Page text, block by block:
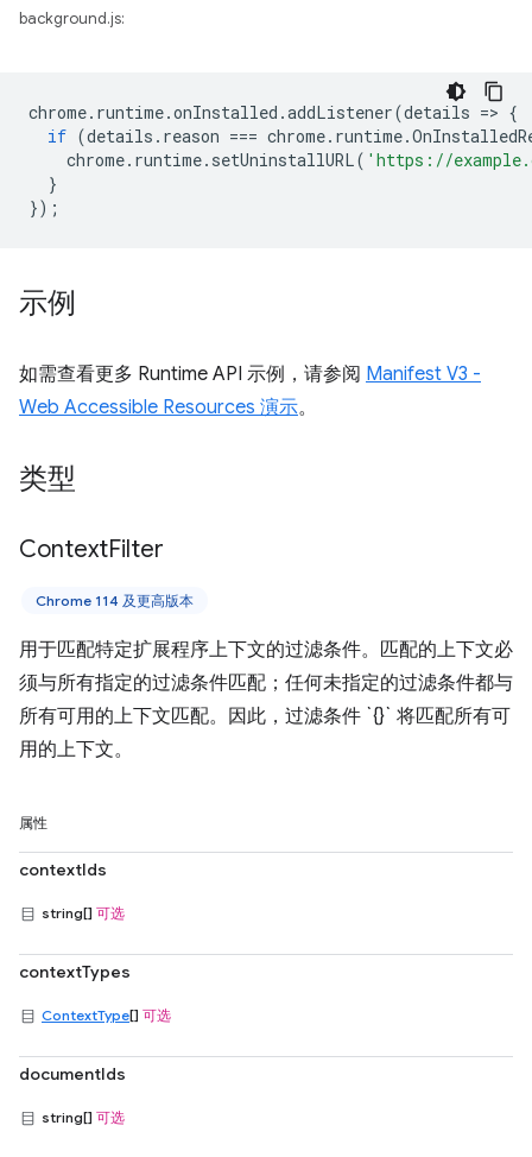
background.js:
chrome. runtime.onInstalled .addListener(details => {
if (details . reason === chrome. runtime.
chrome. runtime. setUninstallURL( 'https://
}
});
示例
如需查看更多 Runtime API 示例，请参阅 Manifest V3 -
Web Accessible Resources 演示。
类型
ContextFilter
Chrome 114 及更高版本
用于匹配特定扩展程序上下文的过滤条件。匹配的上下文必
须与所有指定的过滤条件匹配；任何未指定的过滤条件都与
所有可用的上下文匹配。因此，过滤条件 `{}` 将匹配所有可
用的上下文。
属性
contextIds
string[] 可选
contextTypes
ContextType[] 可选
documentIds
string[] 可选